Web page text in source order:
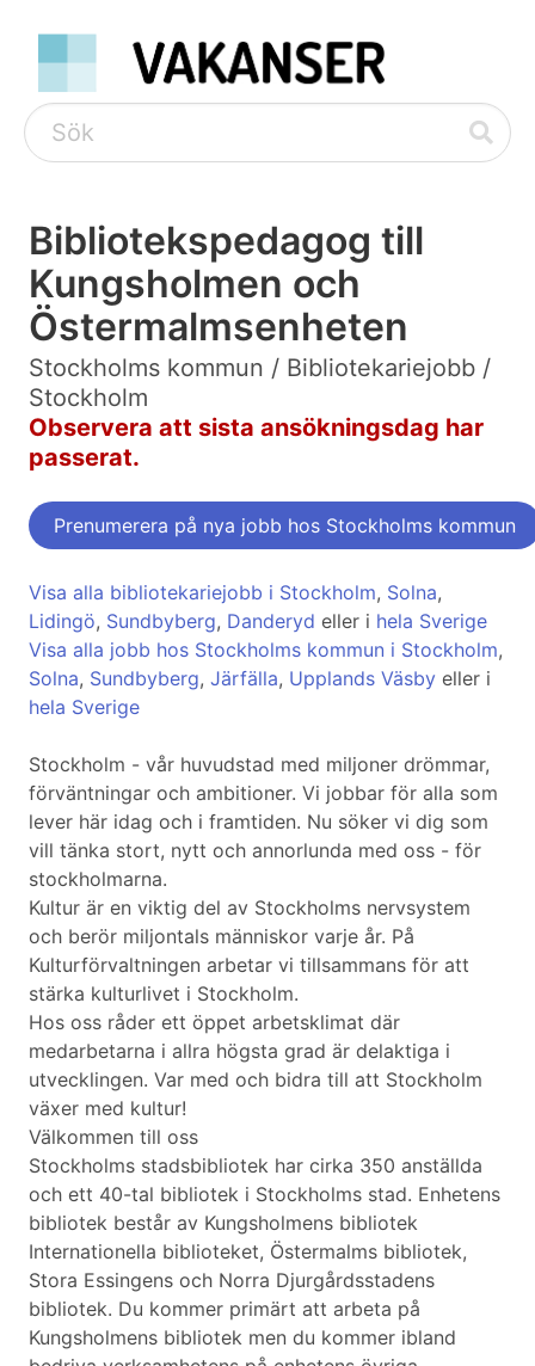
Bibliotekspedagog till
Kungsholmen och
Östermalmsenheten
Stockholms kommun / Bibliotekariejobb /
Stockholm
Observera att sista ansökningsdag har
passerat.
Prenumerera på nya jobb hos Stockholms kommun
Visa alla bibliotekariejobb i Stockholm, Solna,
Lidingö, Sundbyberg, Danderyd eller i hela Sverige
Visa alla jobb hos Stockholms kommun i Stockholm,
Solna, Sundbyberg, Järfälla, Upplands Väsby eller i
hela Sverige
Stockholm - vår huvudstad med miljoner drömmar,
förväntningar och ambitioner. Vi jobbar för alla som
lever här idag och i framtiden. Nu söker vi dig som
vill tänka stort, nytt och annorlunda med oss - för
stockholmarna.
Kultur är en viktig del av Stockholms nervsystem
och berör miljontals människor varje år. På
Kulturförvaltningen arbetar vi tillsammans för att
stärka kulturlivet i Stockholm.
Hos oss råder ett öppet arbetsklimat där
medarbetarna i allra högsta grad är delaktiga i
utvecklingen. Var med och bidra till att Stockholm
växer med kultur!
Välkommen till oss
Stockholms stadsbibliotek har cirka 350 anställda
och ett 40-tal bibliotek i Stockholms stad. Enhetens
bibliotek består av Kungsholmens bibliotek
Internationella biblioteket, Östermalms bibliotek,
Stora Essingens och Norra Djurgårdsstadens
bibliotek. Du kommer primärt att arbeta på
Kungsholmens bibliotek men du kommer ibland